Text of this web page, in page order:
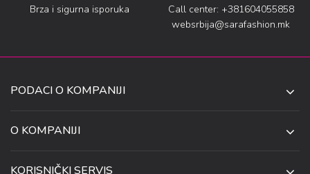
Brza i sigurna isporuka
Call center: +381604055858
websrbija@sarafashion.mk
PODACI O KOMPANIJI
UL. ANETE ANDREJEVIĆ 13
O KOMPANIJI
KORISNIČKI SERVIS